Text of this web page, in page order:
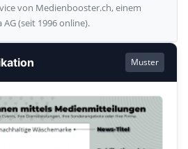
von Medienbooster.ch, einem
(seit 1996 online).
Muster